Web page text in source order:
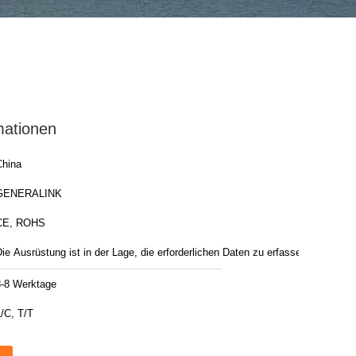
ROHS
Ausrüstung ist in der Lage, die erforderlichen Daten zu erfassen und zu
8 Werktage
C, T/T